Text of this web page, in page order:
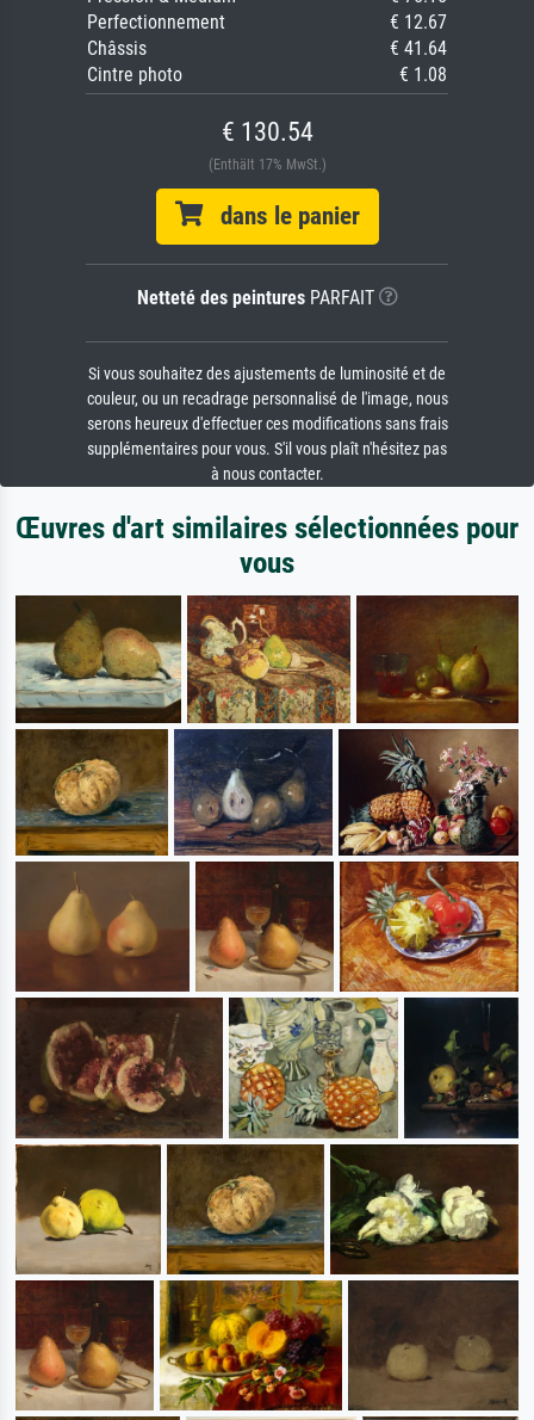
Perfectionnement
€ 12.67
Châssis
€ 41.64
Cintre photo
€ 1.08
€ 130.54
(Enthält 17% MwSt.)
dans le panier
Netteté des peinturesPARFAIT
Si vous souhaitez des ajustements de luminosité et de
couleur, ou un recadrage personnalisé de l'image, nous
serons heureux d'effectuer ces modifications sans frais
supplémentaires pour vous. S'il vous plaît n'hésitez pas
à nous contacter.
Œuvres d'art similaires sélectionnées pour
vous